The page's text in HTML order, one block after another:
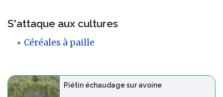
S'attaque aux cultures
Céréales à paille
Piétin échaudage sur avoine